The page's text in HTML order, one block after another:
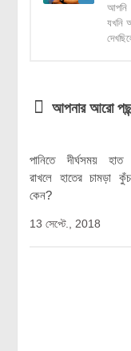
আপনি
যখনি
আপনার আরো
পানিতে দীর্ঘসময় হাত
রাখলে হাতের চামড়া
কেন?
13 সেপ্টে., 2018